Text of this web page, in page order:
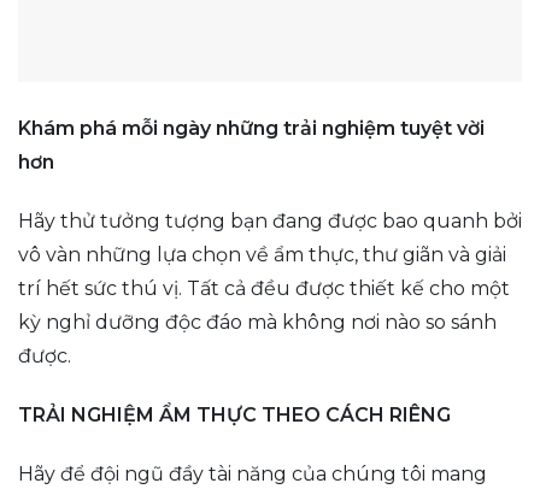
Khám phá mỗi ngày những trải nghiệm tuyệt vời
hơn
Hãy thử tưởng tượng bạn đang được bao quanh bởi
vô vàn những lựa chọn về ẩm thực, thư giãn và giải
trí hết sức thú vị. Tất cả đều được thiết kế cho một
kỳ nghỉ dưỡng độc đáo mà không nơi nào so sánh
được.
TRẢI NGHIỆM ẨM THỰC THEO CÁCH RIÊNG
Hãy để đội ngũ đầy tài năng của chúng tôi mang